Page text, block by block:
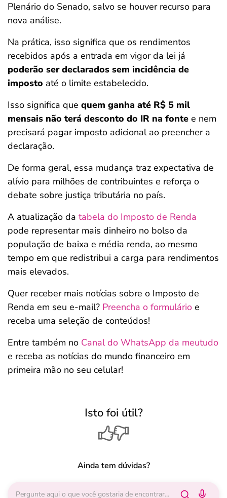
Plenário do Senado, salvo se houver recurso para
nova análise.
Na prática, isso significa que os rendimentos
recebidos após a entrada em vigor da lei já
poderão ser declarados sem incidência de
imposto até o limite estabelecido.
Isso significa que quem ganha até R$ 5 mil
mensais não terá desconto do IR na fonte e nem
precisará pagar imposto adicional ao preencher a
declaração.
De forma geral, essa mudança traz expectativa de
alívio para milhões de contribuintes e reforça o
debate sobre justiça tributária no país.
A atualização da tabela do Imposto de Renda
pode representar mais dinheiro no bolso da
população de baixa e média renda, ao mesmo
tempo em que redistribui a carga para rendimentos
mais elevados.
Quer receber mais notícias sobre o Imposto de
Renda em seu e-mail? Preencha o formulário e
receba uma seleção de conteúdos!
Entre também no Canal do WhatsApp da meutudo
e receba as notícias do mundo financeiro em
primeira mão no seu celular!
Isto foi útil?
Ainda tem dúvidas?